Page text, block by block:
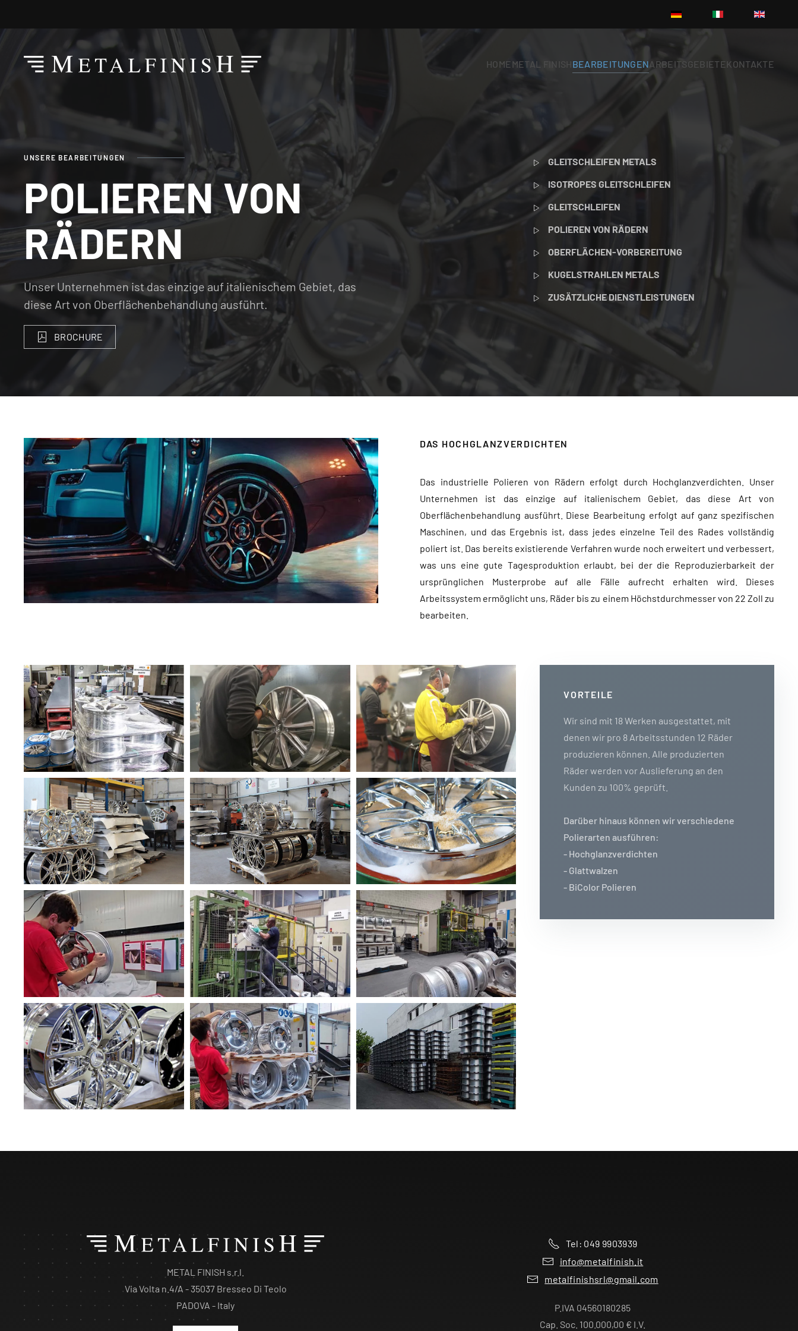
HOME METAL FINISHBEARBEITUNGENARBEITSGEBIETE KONTAKTE
UNSERE BEARBEITUNGEN
POLIEREN VON
RÄDERN
Unser Unternehmen ist das einzige auf italienischem Gebiet, das
diese Art von Oberflächenbehandlung ausführt.
BROCHURE
GLEITSCHLEIFEN METALS
ISOTROPES GLEITSCHLEIFEN
GLEITSCHLEIFEN
POLIEREN VON RÄDERN
OBERFLÄCHEN-VORBEREITUNG
KUGELSTRAHLEN METALS
ZUSÄTZLICHE DIENSTLEISTUNGEN
DAS HOCHGLANZVERDICHTEN
Das industrielle Polieren von Rädern erfolgt durch Hochglanzverdichten. Unser
Unternehmen ist das einzige auf italienischem Gebiet, das diese Art von
Oberflächenbehandlung ausführt. Diese Bearbeitung erfolgt auf ganz spezifischen
Maschinen, und das Ergebnis ist, dass jedes einzelne Teil des Rades vollständig
poliert ist. Das bereits existierende Verfahren wurde noch erweitert und verbessert,
was uns eine gute Tagesproduktion erlaubt, bei der die Reproduzierbarkeit der
ursprünglichen Musterprobe auf alle Fälle aufrecht erhalten wird. Dieses
Arbeitssystem ermöglicht uns, Räder bis zu einem Höchstdurchmesser von 22 Zoll zu
bearbeiten.
VORTEILE
Wir sind mit 18 Werken ausgestattet, mit
denen wir pro 8 Arbeitsstunden 12 Räder
produzieren können. Alle produzierten
Räder werden vor Auslieferung an den
Kunden zu 100% geprüft.
Darüber hinaus können wir verschiedene
Polierarten ausführen:
- Hochglanzverdichten
- Glattwalzen
- BiColor Polieren
METAL FINISH s.r.l.
Via Volta n.4/A - 35037 Bresseo Di Teolo
PADOVA - Italy
Tel: 049 9903939
info@metalfinish.it
metalfinishsrl@gmail.com
P.IVA 04560180285
Cap. Soc. 100.000,00 € I.V.